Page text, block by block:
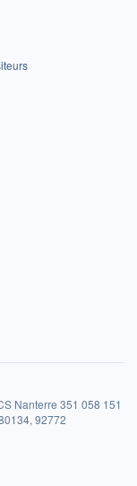
Nanterre 351 058 151
92772